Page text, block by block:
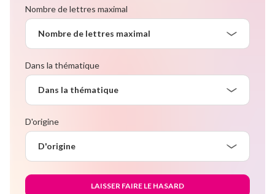
Nombre de lettres maximal
Nombre de lettres maximal
Dans la thématique
Dans la thématique
D'origine
D'origine